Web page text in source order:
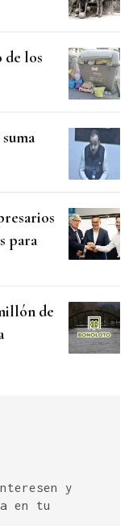
los
para
de
y
en tu